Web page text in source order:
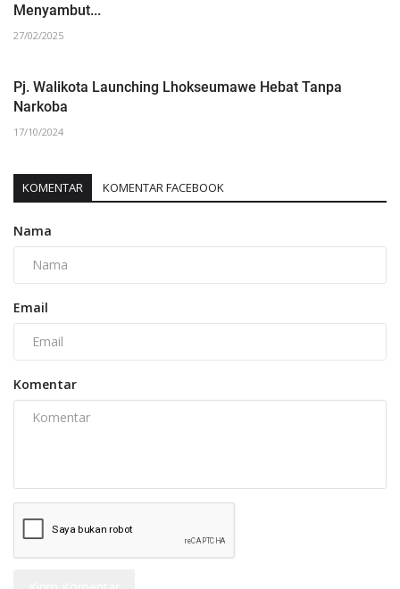
Menyambut...
27/02/2025
Pj. Walikota Launching Lhokseumawe Hebat Tanpa
Narkoba
17/10/2024
KOMENTAR KOMENTAR FACEBOOK
Nama
Email
Komentar